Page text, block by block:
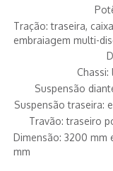
Tração: traseira,
embraiagem multi-
Suspensão
Suspensão traseira:
Travão: traseiro
Dimensão: 3200
mm